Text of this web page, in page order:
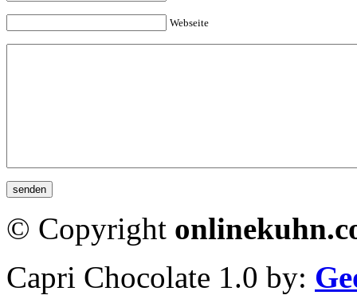
Webseite
© Copyright
Capri Chocolate 1.0 by: